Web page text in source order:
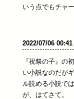
いう点でもチャ
2022/07/06 00:41
『祝祭の子』の
い小説なのだが
ル読める小説で
が、はてさて。